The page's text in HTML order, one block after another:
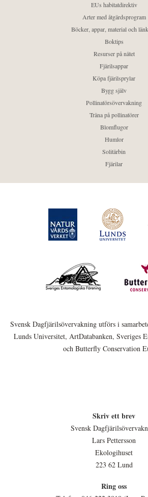
EUs habitatdirektiv
Arter med åtgärdsprogram
Böcker, appar, material och
Boktips
Resurser på nätet
Fjärilsappar
Köpa fjärilsprylar
Bygg själv
Pollinatörsövervakning
Träna på pollinatörer
Blomflugor
Humlor
Solitärbin
Fjärilar
Svensk Dagfjärilsövervakning utförs i
Lunds Universitet, ArtDatabanken, Sveriges
och Butterfly Conservation
Skriv ett brev
Svensk
Lars Pettersson
Ekologihuset
223 62 Lund
Ring oss